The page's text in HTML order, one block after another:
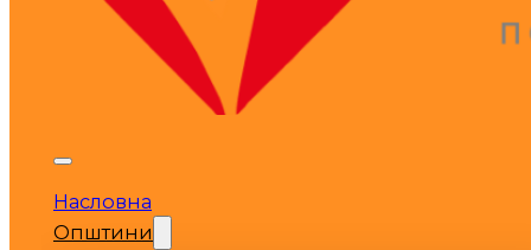
Насловна
Општини